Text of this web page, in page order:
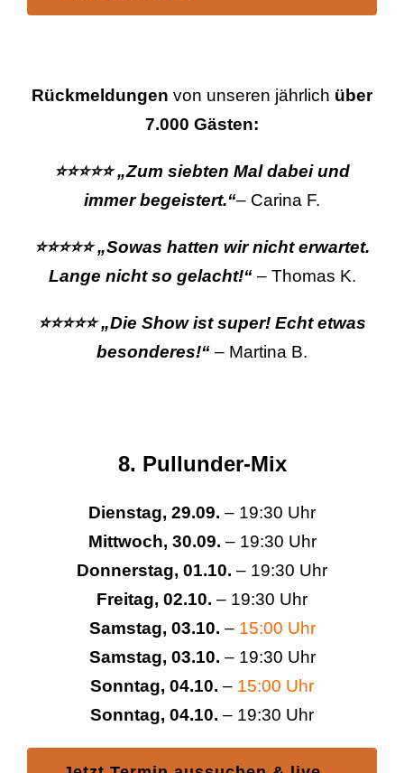
Rückmeldungen von unseren jährlich über
7.000 Gästen:
⭐⭐⭐⭐⭐ „Zum siebten Mal dabei und
immer begeistert.“– Carina F.
⭐⭐⭐⭐⭐ „Sowas hatten wir nicht erwartet.
Lange nicht so gelacht!“– Thomas K.
⭐⭐⭐⭐⭐ „Die Show ist super! Echt etwas
besonderes!“ – Martina B.
8. Pullunder-Mix
Dienstag, 29.09. – 19:30 Uhr
Mittwoch, 30.09. – 19:30 Uhr
Donnerstag, 01.10. – 19:30 Uhr
Freitag, 02.10. – 19:30 Uhr
Samstag, 03.10. – 15:00 Uhr
Samstag, 03.10. – 19:30 Uhr
Sonntag, 04.10. – 15:00 Uhr
Sonntag, 04.10. – 19:30 Uhr